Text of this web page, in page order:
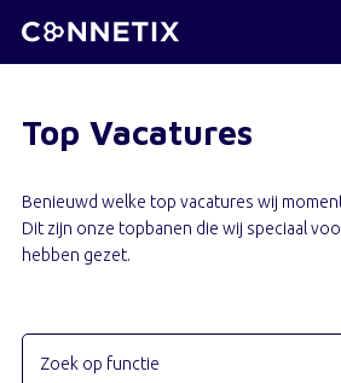
Top Vacatures
Benieuwd welke top vacatures wij
Dit zijn onze topbanen die wij speciaal
hebben gezet.